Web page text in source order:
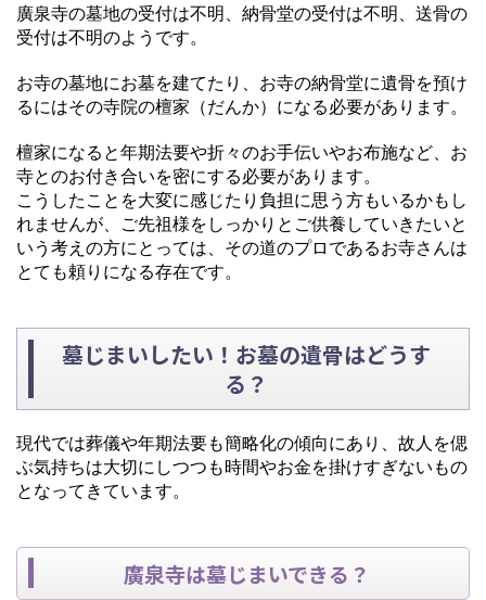
廣泉寺の墓地の受付は不明、納骨堂の受付は不明、送骨の
受付は不明のようです。
お寺の墓地にお墓を建てたり、お寺の納骨堂に遺骨を預け
るにはその寺院の檀家（だんか）になる必要があります。
檀家になると年期法要や折々のお手伝いやお布施など、お
寺とのお付き合いを密にする必要があります。
こうしたことを大変に感じたり負担に思う方もいるかもし
れませんが、ご先祖様をしっかりとご供養していきたいと
いう考えの方にとっては、その道のプロであるお寺さんは
とても頼りになる存在です。
墓じまいしたい！お墓の遺骨はどうす
る？
現代では葬儀や年期法要も簡略化の傾向にあり、故人を偲
ぶ気持ちは大切にしつつも時間やお金を掛けすぎないもの
となってきています。
廣泉寺は墓じまいできる？